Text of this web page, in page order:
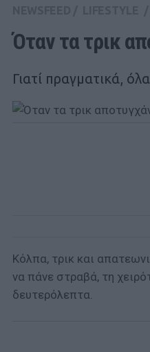
Όταν τα τρικ
Γιατί πραγματικά,
Κόλπα, τρικ και
να πάνε στραβά, τη
δευτερόλεπτα.